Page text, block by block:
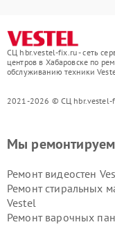
СЦ hbr.vestel-fix.ru - сеть
центров в Хабаровске по
обслуживанию техники
2021-2026 © СЦ hbr.vestel-
Мы ремонтируем
Ремонт видеостен
Ремонт стиральных
Vestel
Ремонт варочных